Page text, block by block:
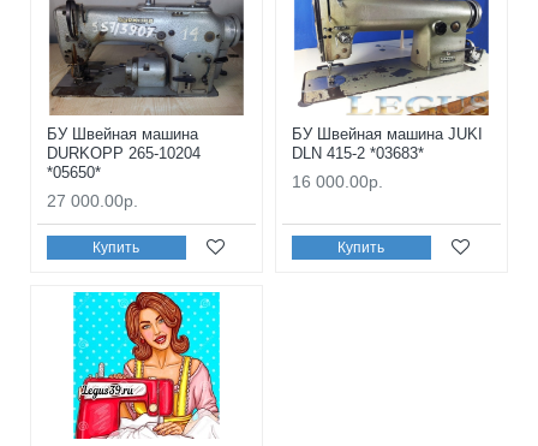
БУ Швейная машина
DURKOPP 265-10204
*05650*
27 000.00р.
Купить
БУ Швейная машина JUKI
DLN 415-2 *03683*
16 000.00р.
Купить